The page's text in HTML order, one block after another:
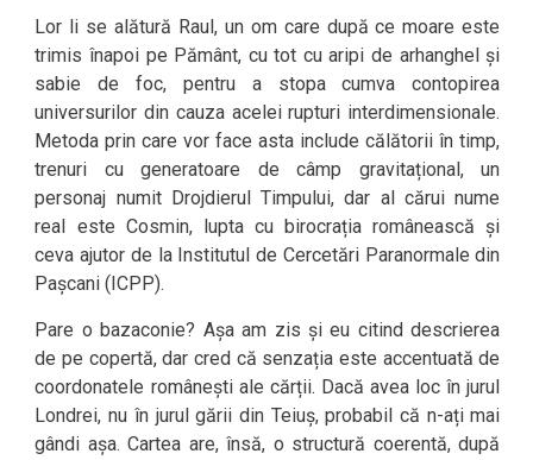
Lor li se alătură Raul, un om care după ce moare este
trimis înapoi pe Pământ, cu tot cu aripi de arhanghel și
sabie de foc, pentru a stopa cumva contopirea
universurilor din cauza acelei rupturi interdimensionale.
Metoda prin care vor face asta include călătorii în timp,
trenuri cu generatoare de câmp gravitațional, un
personaj numit Drojdierul Timpului, dar al cărui nume
real este Cosmin, lupta cu birocrația românească și
ceva ajutor de la Institutul de Cercetări Paranormale din
Pașcani (ICPP).
Pare o bazaconie? Așa am zis și eu citind descrierea
de pe copertă, dar cred că senzația este accentuată de
coordonatele românești ale cărții. Dacă avea loc în jurul
Londrei, nu în jurul gării din Teiuș, probabil că n-ați mai
gândi așa. Cartea are, însă, o structură coerentă, după